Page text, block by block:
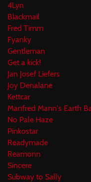
4Lyn
Blackmail
Fred Timm
Fyanky
Gentleman
Get a kick!
Jan Josef Liefers
Joy Denalane
Kettcar
Manfred Mann's Earth
No Pale Haze
Pinkostar
Readymade
Reamonn
Sincere
Subway to Sally